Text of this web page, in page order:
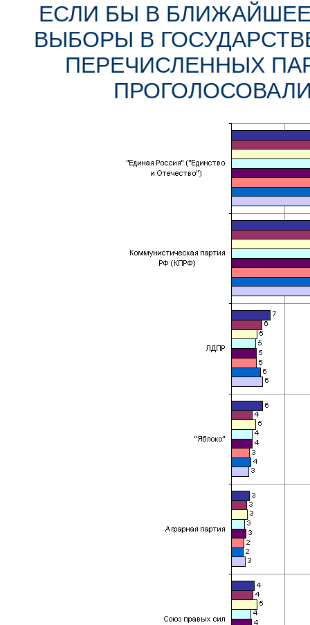
ЕСЛИ БЫ В
ВЫБОРЫ В
ПЕРЕЧИСЛЕННЫХ
ПРОГОЛОСОВАЛИ?